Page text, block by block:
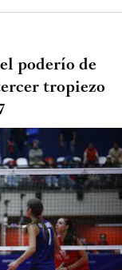
poderío de
tropiezo